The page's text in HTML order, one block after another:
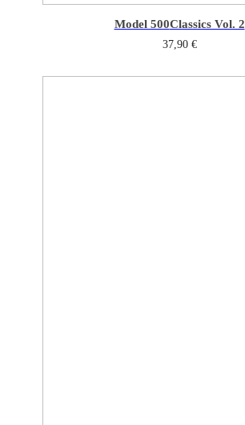
Model 500Classics Vol. 2
37,90 €